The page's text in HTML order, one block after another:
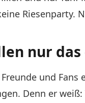
Riesenparty.
nur das
und
Denn er